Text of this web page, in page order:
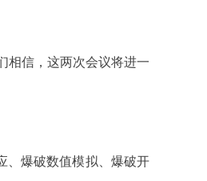
相信，这两次会议将进一
、爆破数值模拟、爆破开